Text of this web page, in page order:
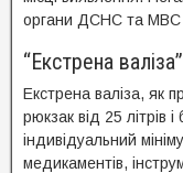
органи ДСНС та МВС
“Екстрена валіза”
Екстрена валіза, як
рюкзак від 25 літрів
індивідуальний
медикаментів,